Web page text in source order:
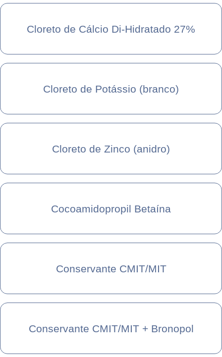
Cloreto de Cálcio Di-Hidratado 27%
Cloreto de Potássio (branco)
Cloreto de Zinco (anidro)
Cocoamidopropil Betaína
Conservante CMIT/MIT
Conservante CMIT/MIT + Bronopol